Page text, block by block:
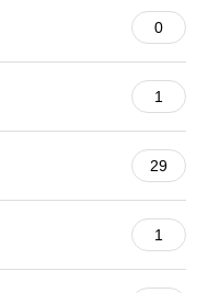
0
1
29
1